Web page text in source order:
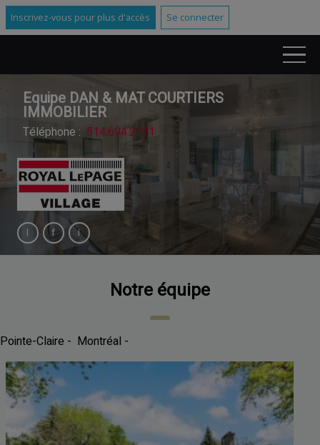
Inscrivez-vous pour plus d'accès Se connecter
Equipe DAN & MAT COURTIERS
IMMOBILIER
Téléphone : 514.694.2121
Notre équipe
Pointe-Claire - Montréal -